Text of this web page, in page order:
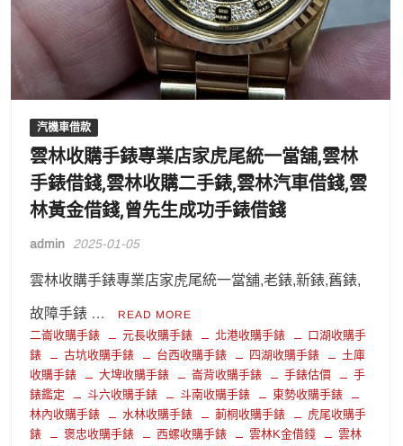
汽機車借款
雲林收購手錶專業店家虎尾統一當舖,雲林
手錶借錢,雲林收購二手錶,雲林汽車借錢,雲
林黃金借錢,曾先生成功手錶借錢
admin 2025-01-05
雲林收購手錶專業店家虎尾統一當舖,老錶,新錶,舊錶,
故障手錶 … READ MORE
二崙收購手錶 元長收購手錶 北港收購手錶
口湖收購手
錶
古坑收購手錶 台西收購手錶 四湖收購手錶
土庫
收購手錶
大埤收購手錶 崙背收購手錶 手錶估價
手
錶鑑定
斗六收購手錶 斗南收購手錶
東勢收購手錶
林內收購手錶
水林收購手錶 莿桐收購手錶
虎尾收購手
錶
褒忠收購手錶 西螺收購手錶 雲林K金借錢
雲林